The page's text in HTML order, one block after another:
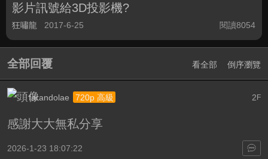
影片訊號給3D投影機?
狂嘯龍 2017-6-25 閱讀8054
全部回覆 看全部 倒序瀏覽
2 F
farandolae 720p 高級
感謝大大無私分享
2026-1-23 18:07:22